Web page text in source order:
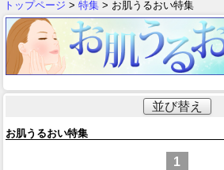
トップページ > 特集 > お肌うるおい特集
並び替え
お肌うるおい特集
1